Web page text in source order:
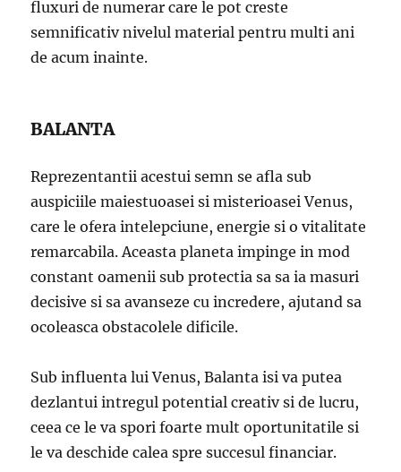
fluxuri de numerar care le pot creste
semnificativ nivelul material pentru multi ani
de acum inainte.
BALANTA
Reprezentantii acestui semn se afla sub
auspiciile maiestuoasei si misterioasei Venus,
care le ofera intelepciune, energie si o vitalitate
remarcabila. Aceasta planeta impinge in mod
constant oamenii sub protectia sa sa ia masuri
decisive si sa avanseze cu incredere, ajutand sa
ocoleasca obstacolele dificile.
Sub influenta lui Venus, Balanta isi va putea
dezlantui intregul potential creativ si de lucru,
ceea ce le va spori foarte mult oportunitatile si
le va deschide calea spre succesul financiar.